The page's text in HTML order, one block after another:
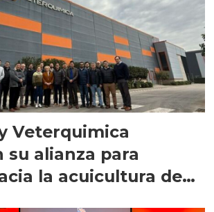
Veterquimica
alianza para
la acuicultura de